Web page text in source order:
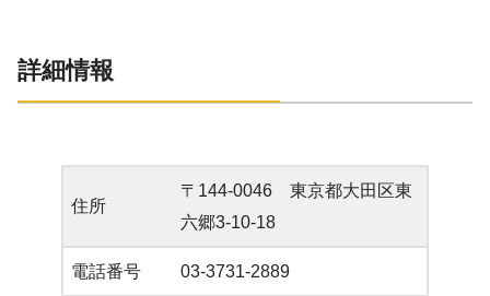
詳細情報
住所
〒144-0046 東京都大田区東
六郷3-10-18
電話番号 03-3731-2889